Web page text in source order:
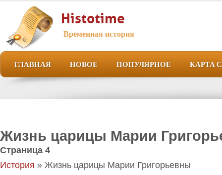
Histotime
Временная история
ГЛАВНАЯ НОВОЕ ПОПУЛЯРНОЕ КАРТА
Жизнь царицы Марии
Страница 4
История » Жизнь царицы Марии Григорьевны